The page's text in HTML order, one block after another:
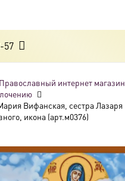
57
Православный интернет магазин
Вифанская, сестра Лазаря
икона (арт.м0376)